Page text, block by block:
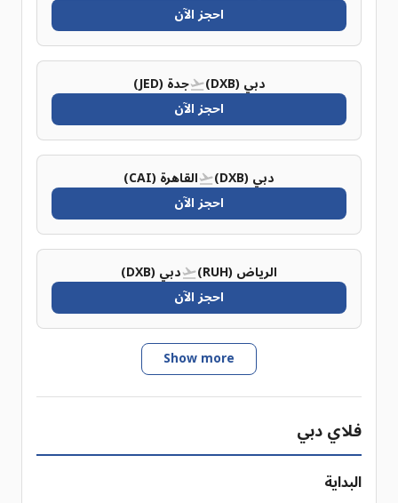
احجز الآن
دبي (DXB)
جدة (JED)
احجز الآن
دبي (DXB)
القاهرة (CAI)
احجز الآن
الرياض (RUH)
دبي (DXB)
احجز الآن
Show more
فلاي دبي
البداية